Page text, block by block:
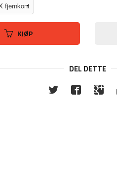
KJØP
DEL DETTE